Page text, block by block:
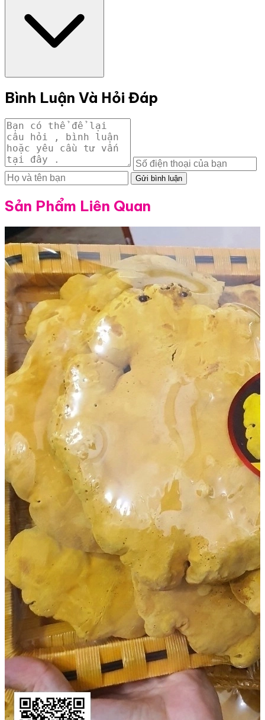
Bình Luận Và Hỏi Đáp
Gửi bình luận
Sản Phẩm Liên Quan